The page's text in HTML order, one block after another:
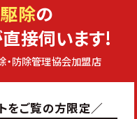
除の
接伺います!
・防除管理協会加盟店
をご覧の方限定／